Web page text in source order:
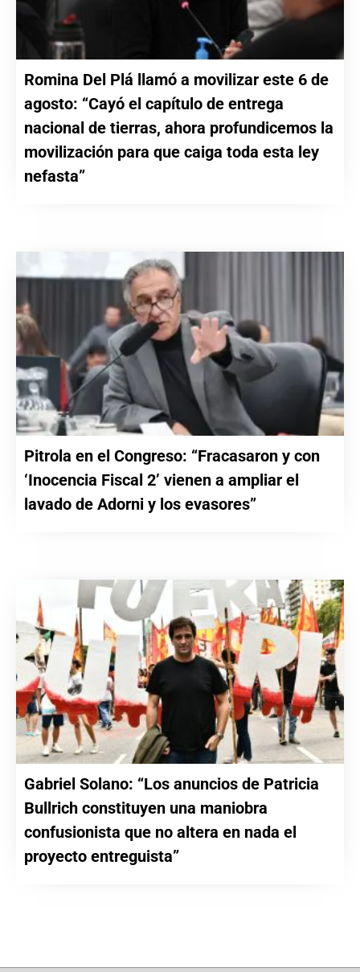
Romina Del Plá llamó a movilizar este 6 de
agosto: “Cayó el capítulo de entrega
nacional de tierras, ahora profundicemos la
movilización para que caiga toda esta ley
nefasta”
Pitrola en el Congreso: “Fracasaron y con
‘Inocencia Fiscal 2’ vienen a ampliar el
lavado de Adorni y los evasores”
Gabriel Solano: “Los anuncios de Patricia
Bullrich constituyen una maniobra
confusionista que no altera en nada el
proyecto entreguista”